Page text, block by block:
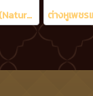
ต่างหูเพชรแท้ธรรมชาติ (Natural Diamonds) 0.90 Ct.